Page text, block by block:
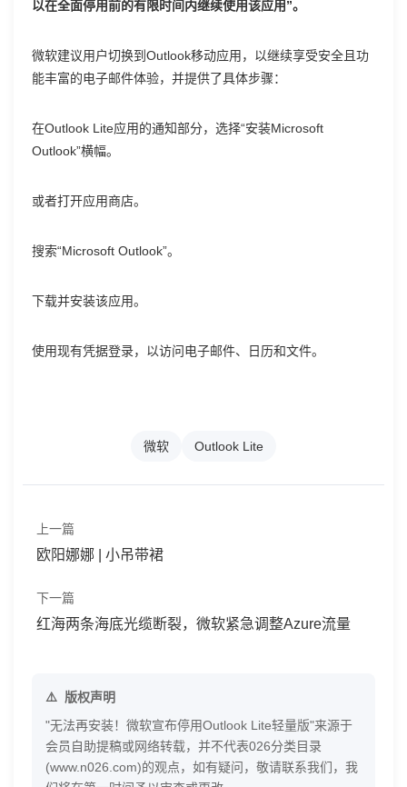
以在全面停用前的有限时间内继续使用该应用”。
微软建议用户切换到Outlook移动应用，以继续享受安全且功
能丰富的电子邮件体验，并提供了具体步骤：
在Outlook Lite应用的通知部分，选择“安装Microsoft
Outlook”横幅。
或者打开应用商店。
搜索“Microsoft Outlook”。
下载并安装该应用。
使用现有凭据登录，以访问电子邮件、日历和文件。
微软 Outlook Lite
上一篇
欧阳娜娜 | 小吊带裙
下一篇
红海两条海底光缆断裂，微软紧急调整Azure流量
版权声明
"无法再安装！微软宣布停用Outlook Lite轻量版"来源于
会员自助提稿或网络转载，并不代表026分类目录
(www.n026.com)的观点，如有疑问，敬请联系我们，我